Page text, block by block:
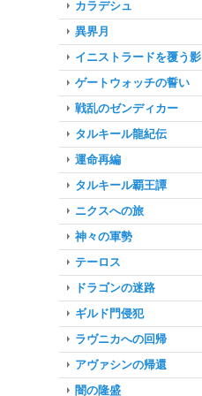
カラデシュ
異界月
イニストラードを覆う影
ゲートウォッチの誓い
戦乱のゼンディカー
タルキール龍紀伝
運命再編
タルキール覇王譚
ニクスへの旅
神々の軍勢
テーロス
ドラゴンの迷路
ギルド門侵犯
ラヴニカへの回帰
アヴァシンの帰還
闇の隆盛